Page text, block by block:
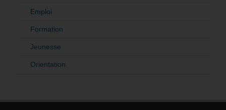
Emploi
Formation
Jeunesse
Orientation